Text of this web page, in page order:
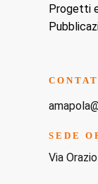
Progetti
SEDE
Via